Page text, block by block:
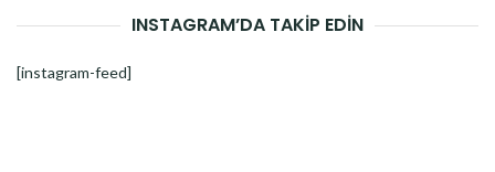
INSTAGRAM’DA TAKİP EDİN
[instagram-feed]